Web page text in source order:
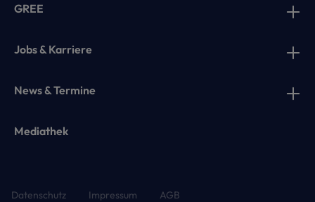
GREE
Jobs & Karriere
News & Termine
Mediathek
Datenschutz Impressum AGB